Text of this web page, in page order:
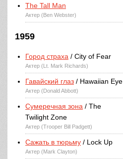
The Tall Man
Актер (Ben Webster)
1959
Город страха / City of Fear
Актер (Lt. Mark Richards)
Гавайский глаз / Hawaiian Eye
Актер (Donald Abbott)
Сумеречная зона / The
Twilight Zone
Актер (Trooper Bill Padgett)
Сажать в тюрьму / Lock Up
Актер (Mark Clayton)